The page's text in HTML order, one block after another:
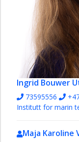
Ingrid Bouwer
73595556
Institutt for marin
Maja Karoline